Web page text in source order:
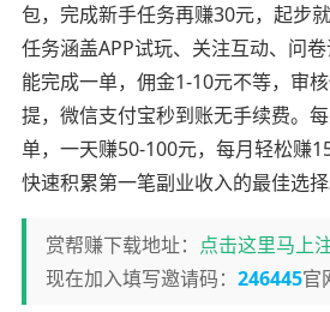
包，完成新手任务再赚30元，起步
任务涵盖APP试玩、关注互动、问
能完成一单，佣金1-10元不等，审
提，微信支付宝秒到账无手续费。
单，一天赚50-100元，每月轻松赚
快速积累第一笔副业收入的最佳选择
赏帮赚下载地址： 点击这里马上
现在加入填写邀请码： 246445官